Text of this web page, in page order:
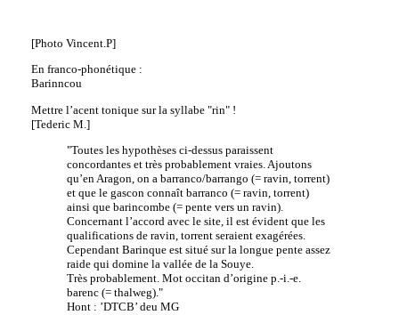
[Photo Vincent.P]
En franco-phonétique :
Barinncou
Mettre l’acent tonique sur la syllabe "rin" !
[Tederic M.]
"Toutes les hypothèses ci-dessus paraissent
concordantes et très probablement vraies. Ajoutons
qu’en Aragon, on a barranco/barrango (= ravin, torrent)
et que le gascon connaît barranco (= ravin, torrent)
ainsi que barincombe (= pente vers un ravin).
Concernant l’accord avec le site, il est évident que les
qualifications de ravin, torrent seraient exagérées.
Cependant Barinque est situé sur la longue pente assez
raide qui domine la vallée de la Souye.
Très probablement. Mot occitan d’origine p.-i.-e.
barenc (= thalweg)."
Hont : ’DTCB’ deu MG